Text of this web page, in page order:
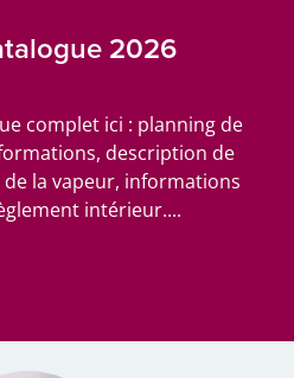
2026
complet ici : planning de
description de
la vapeur, informations
intérieur....